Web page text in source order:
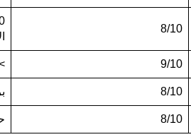
8/10
9/10 >4.9/5 من
8/10
8/10